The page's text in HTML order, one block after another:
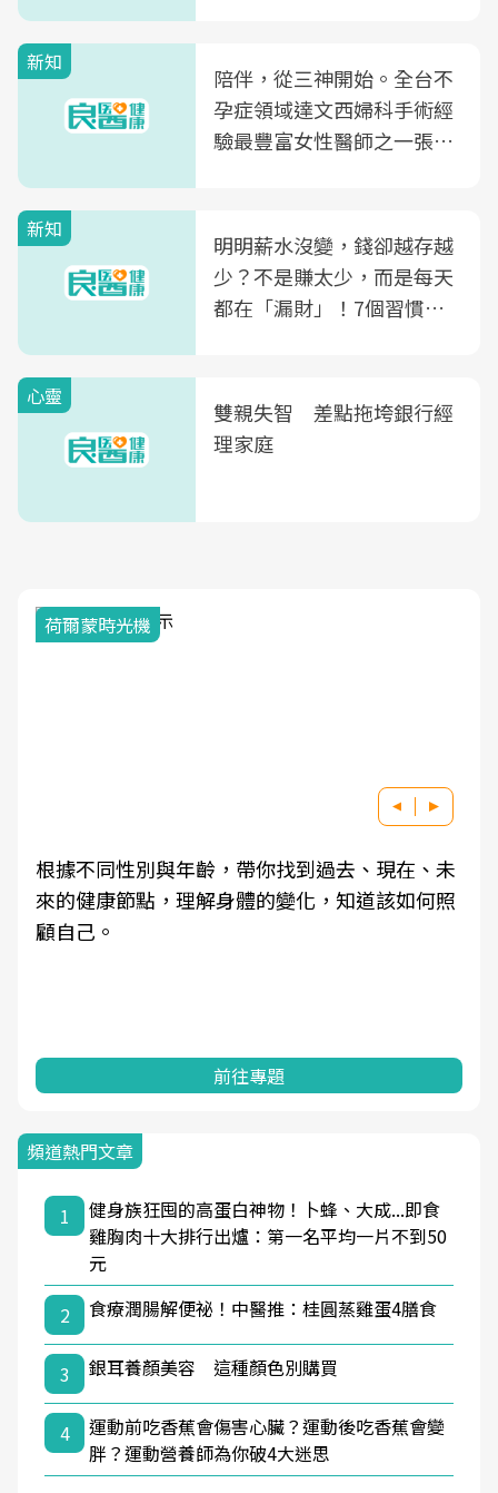
新知
陪伴，從三神開始。全台不
孕症領域達文西婦科手術經
驗最豐富女性醫師之一張永
光田醫院建構360度女性健
康照護生態圈
新知
明明薪水沒變，錢卻越存越
少？不是賺太少，而是每天
都在「漏財」！7個習慣一
心靈
雙親失智 差點拖垮銀行經
理家庭
荷爾蒙時光機
根據不同性別與年齡，帶你找到過去、現在、未
來的健康節點，理解身體的變化，知道該如何照
顧自己。
前往專題
頻道熱門文章
1
健身族狂囤的高蛋白神物！卜蜂、大成...即食
雞胸肉十大排行出爐：第一名平均一片不到50
元
2
食療潤腸解便祕！中醫推：桂圓蒸雞蛋4膳食
3 銀耳養顏美容 這種顏色別購買
4
運動前吃香蕉會傷害心臟？運動後吃香蕉會變
胖？運動營養師為你破4大迷思